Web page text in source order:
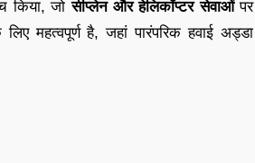
किया, जोसीप्लेन और हेलिकॉप्टर सेवाओंपर
महत्वपूर्ण है, जहां पारंपरिक हवाई अड्डा